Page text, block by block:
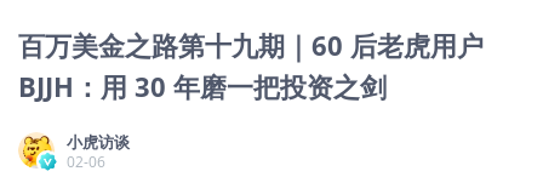
百万美金之路第十九期｜60 后老虎用户
BJJH：用 30 年磨一把投资之剑
小虎访谈
02-06